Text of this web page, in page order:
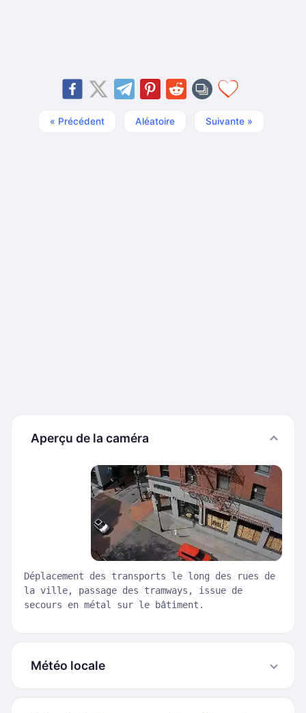
« Précédent Aléatoire Suivante »
Aperçu de la caméra
Déplacement des transports le long des rues de
la ville, passage des tramways, issue de
secours en métal sur le bâtiment.
Météo locale